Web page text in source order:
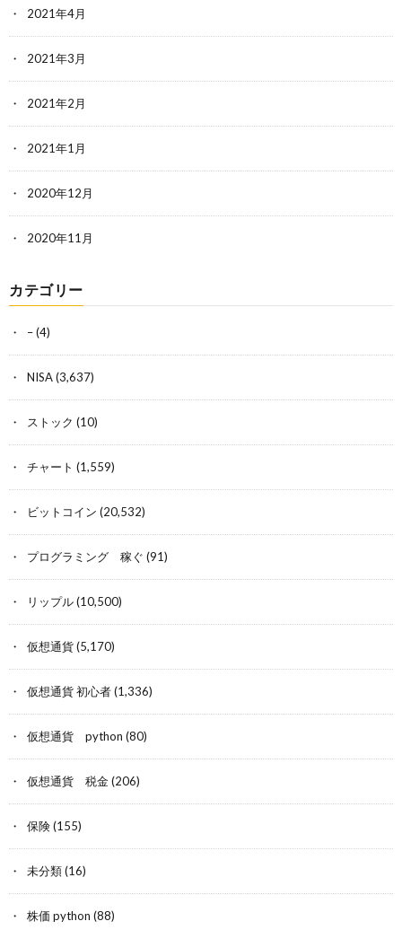
2021年4月
2021年3月
2021年2月
2021年1月
2020年12月
2020年11月
カテゴリー
–(4)
NISA(3,637)
ストック (10)
チャート (1,559)
ビットコイン (20,532)
プログラミング 稼ぐ (91)
リップル(10,500)
仮想通貨(5,170)
仮想通貨 初心者(1,336)
仮想通貨 python (80)
仮想通貨 税金(206)
保険(155)
未分類(16)
株価 python (88)